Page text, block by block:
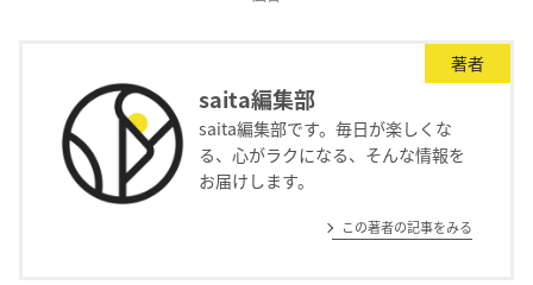
著者
saita編集部
saita編集部です。毎日が楽しくな
る、心がラクになる、そんな情報を
お届けします。
この著者の記事をみる